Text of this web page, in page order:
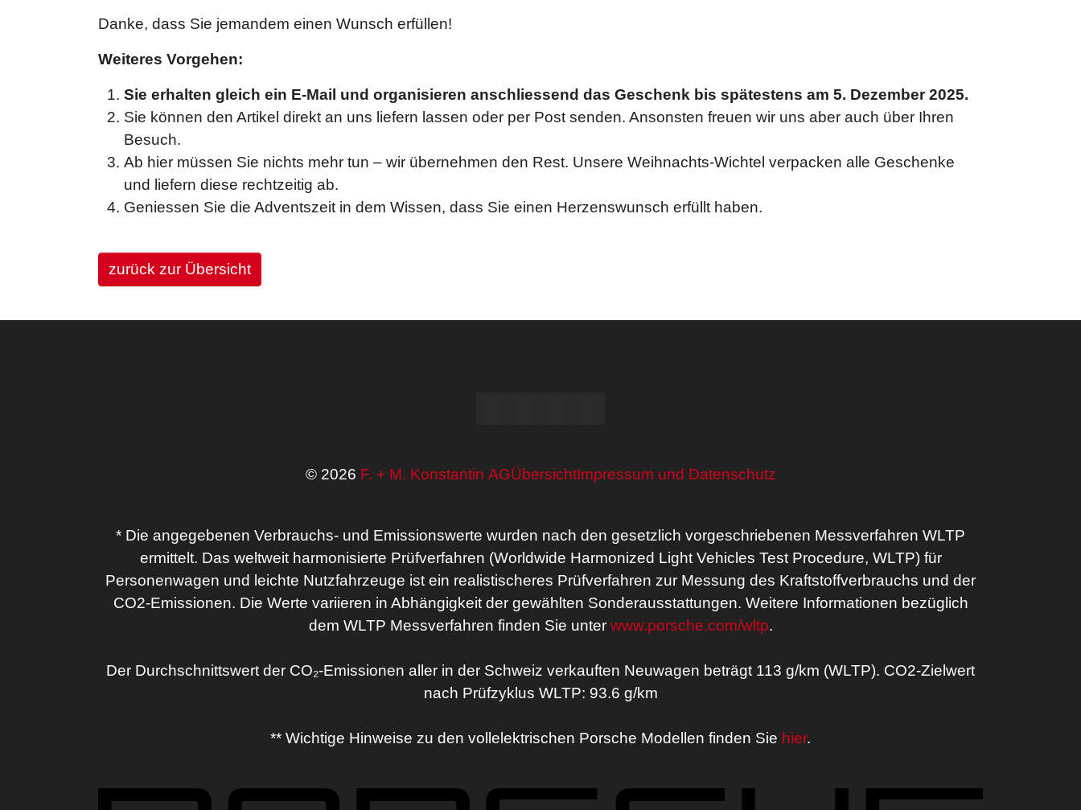
Danke, dass Sie jemandem einen Wunsch erfüllen!
Weiteres Vorgehen:
Sie erhalten gleich ein E-Mail und organisieren anschliessend das Geschenk bis spätestens am 5. Dezember 2025.
Sie können den Artikel direkt an uns liefern lassen oder per Post senden. Ansonsten freuen wir uns aber auch über Ihren
Besuch.
Ab hier müssen Sie nichts mehr tun – wir übernehmen den Rest. Unsere Weihnachts-Wichtel verpacken alle Geschenke
und liefern diese rechtzeitig ab.
Geniessen Sie die Adventszeit in dem Wissen, dass Sie einen Herzenswunsch erfüllt haben.
zurück zur Übersicht
© 2026 F. + M. Konstantin AGÜbersichtImpressum und Datenschutz
* Die angegebenen Verbrauchs- und Emissionswerte wurden nach den gesetzlich vorgeschriebenen Messverfahren WLTP
ermittelt. Das weltweit harmonisierte Prüfverfahren (Worldwide Harmonized Light Vehicles Test Procedure, WLTP) für
Personenwagen und leichte Nutzfahrzeuge ist ein realistischeres Prüfverfahren zur Messung des Kraftstoffverbrauchs und der
CO2-Emissionen. Die Werte variieren in Abhängigkeit der gewählten Sonderausstattungen. Weitere Informationen bezüglich
dem WLTP Messverfahren finden Sie unter www.porsche.com/wltp.
Der Durchschnittswert der CO₂-Emissionen aller in der Schweiz verkauften Neuwagen beträgt 113 g/km (WLTP). CO2-Zielwert
nach Prüfzyklus WLTP: 93.6 g/km
** Wichtige Hinweise zu den vollelektrischen Porsche Modellen finden Sie hier.